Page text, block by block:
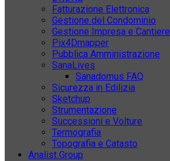
Fatturazione Elettronica
Gestione del Condominio
Gestione Impresa e Cantiere
Pix4Dmapper
Pubblica Amministrazione
SanaLives
Sanadomus FAQ
Sicurezza in Edilizia
Sketchup
Strumentazione
Successioni e Volture
Termografia
Topografia e Catasto
Analist Group